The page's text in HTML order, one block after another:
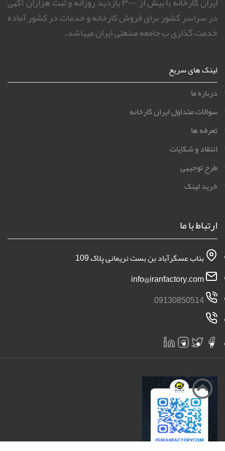
در سراسر کشور برای فروش کارخانه و خدمات در کشور آماده
خدمت گذاری ب جامعه صنعتی ایران میباشد.
لینک های سریع
درباره ما
سوالات متداول ایران کارخانه
تعرفه ها
انتقاد و شکایات
طرح توجیهی
خرید لینک
ارتباط با ما
بناب عسگرآباد بن بست نریمانی پلاک 109
09130850514